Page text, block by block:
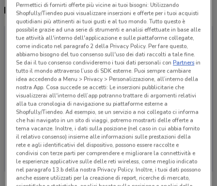
Negozi Golden Point a Domodossola
Non ci sono negozi nelle vicinanze
Permettici di fornirti offerte più vicine ai tuoi bisogni: Utilizzando
Shopfully/Tiendeo puoi visualizzare inserzioni e offerte per i tuoi acquisti
quotidiani più attinenti ai tuoi gusti e al tuo mondo. Tutto questo è
possibile grazie ad una serie di strumenti e analisi effettuate in base alle
tue attività all'interno dell'applicazione e sulle piattaforme collegate,
come indicato nel paragrafo 2 della Privacy Policy. Per fare questo,
abbiamo bisogno del tuo consenso sull'uso dei dati raccolti a tale fine.
Se dai il tuo consenso condivideremo i tuoi dati personali conPartnersin
tutto il mondo attraverso l’uso di SDK esterne. Puoi sempre cambiare
idea accedendo a Menu > Privacy > Personalizzazione, all’interno della
nostra App. Cosa succede se accetti: Le inserzioni pubblicitarie che
visualizzerai all'interno dell’app potranno trattare di argomenti relativi
alla tua cronologia di navigazione su piattaforme esterne a
Shopfully/Tiendeo. Ad esempio, se un servizio a noi collegato ci informa
che hai navigato in un sito di viaggi, potremo mostrarti delle offerte a
tema vacanze. Inoltre, i dati sulla posizione (nel caso in cui abbia fornito
il relativo consenso) insieme alle informazioni sulle prestazioni della
rete e agli identificativi del dispositivo, possono essere raccolte e
condivisi con terze parti per comprendere e migliorare la connettività e
le esperienze applicative sulle delle reti wireless, come meglio indicato
nel paragrafo 13.b della nostra Privacy Policy. Inoltre, i tuoi dati possono
anche essere utilizzati per la creazione di report, ricerche di mercato,